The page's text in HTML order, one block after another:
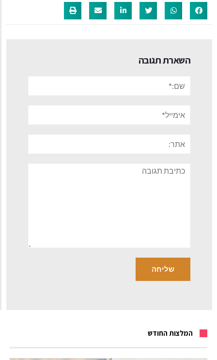
השארת תגובה
תגובה
המלצות החודש